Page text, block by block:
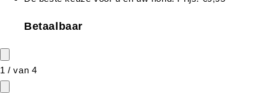
Betaalbaar
1 /van 4